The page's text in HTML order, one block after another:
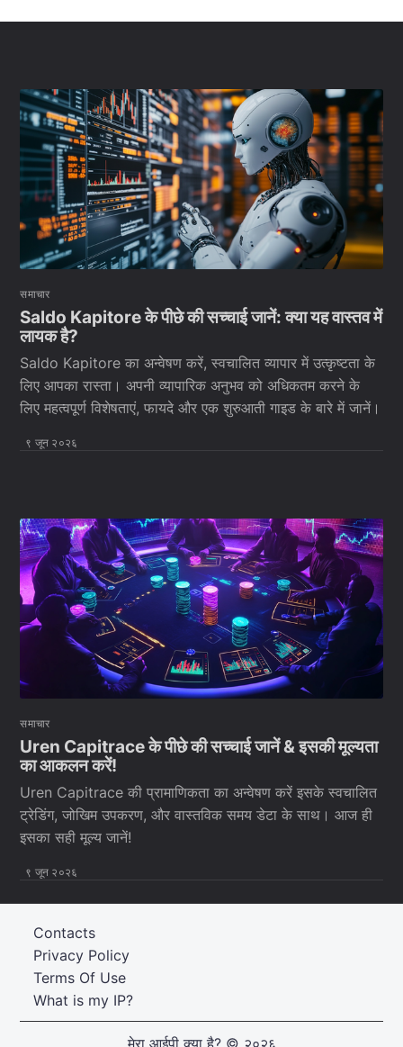
समाचार
Saldo Kapitore के पीछे की सच्चाई जानें: क्या यह वास्तव में
लायक है?
Saldo Kapitore का अन्वेषण करें, स्वचालित व्यापार में उत्कृष्टता के
लिए आपका रास्ता। अपनी व्यापारिक अनुभव को अधिकतम करने के
लिए महत्वपूर्ण विशेषताएं, फायदे और एक शुरुआती गाइड के बारे में जानें।
९ जून २०२६
समाचार
Uren Capitrace के पीछे की सच्चाई जानें & इसकी मूल्यता
का आकलन करें!
Uren Capitrace की प्रामाणिकता का अन्वेषण करें इसके स्वचालित
ट्रेडिंग, जोखिम उपकरण, और वास्तविक समय डेटा के साथ। आज ही
इसका सही मूल्य जानें!
९ जून २०२६
What is my IP?
Terms Of Use
Privacy Policy
Contacts